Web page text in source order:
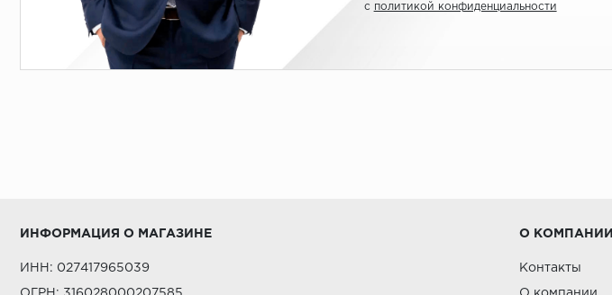
с политикой конфиденциальности
ИНФОРМАЦИЯ О МАГАЗИНЕ
ИНН: 027417965039
О КОМПАНИИ
Контакты